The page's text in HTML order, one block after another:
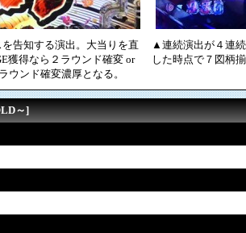
告知する演出。大当りを直
獲得なら２ラウンド確変 or
ウンド確変濃厚となる。
▲連続演出が４連
した時点で７図柄
～]